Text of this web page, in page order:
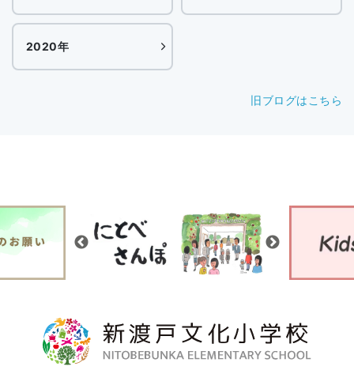
2020年
旧ブログはこちら